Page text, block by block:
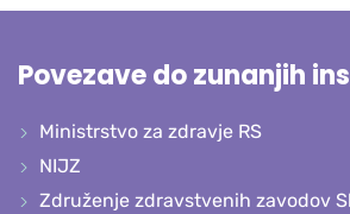
Povezave do zunanjih
Ministrstvo za zdravje RS
NIJZ
Združenje zdravstvenih zavodov